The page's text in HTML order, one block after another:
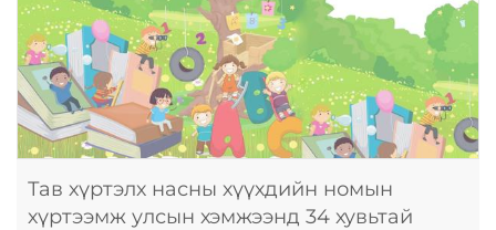
Тав хүртэлх насны хүүхдийн номын
хүртээмж улсын хэмжээнд 34 хувьтай